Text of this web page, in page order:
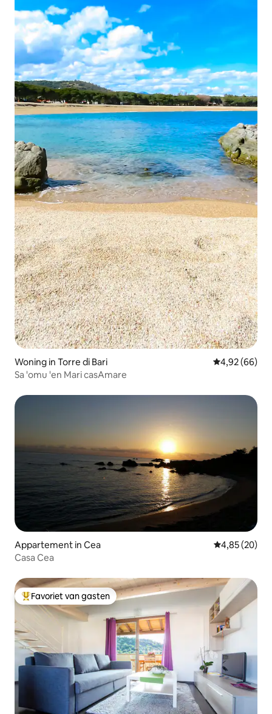
Woning in Torre di Bari Gemiddelde
4,92 (66)
Sa 'omu 'en Mari casAmare
Appartement in Cea Gemiddelde
4,85 (20)
Casa Cea
Topfavoriet van gasten
Favoriet van gasten